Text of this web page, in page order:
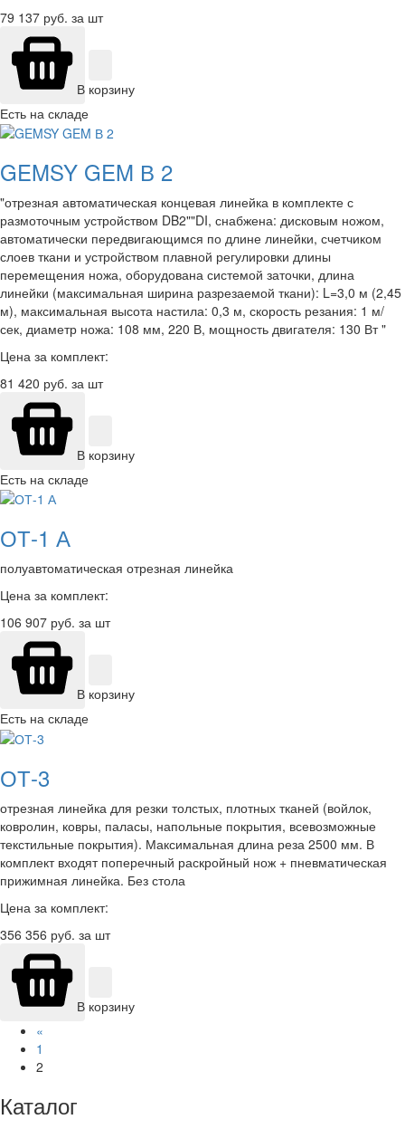
79 137 руб. за шт
В корзину
Есть на складе
GEMSY GEM В 2
"отрезная автоматическая концевая линейка в комплекте с
размоточным устройством DB2""DI, снабжена: дисковым ножом,
автоматически передвигающимся по длине линейки, счетчиком
слоев ткани и устройством плавной регулировки длины
перемещения ножа, оборудована системой заточки, длина
линейки (максимальная ширина разрезаемой ткани): L=3,0 м (2,45
м), максимальная высота настила: 0,3 м, скорость резания: 1 м/
сек, диаметр ножа: 108 мм, 220 В, мощность двигателя: 130 Вт "
Цена за комплект:
81 420 руб. за шт
В корзину
Есть на складе
ОТ-1 А
полуавтоматическая отрезная линейка
Цена за комплект:
106 907 руб. за шт
В корзину
Есть на складе
ОТ-3
отрезная линейка для резки толстых, плотных тканей (войлок,
ковролин, ковры, паласы, напольные покрытия, всевозможные
текстильные покрытия). Максимальная длина реза 2500 мм. В
комплект входят поперечный раскройный нож + пневматическая
прижимная линейка. Без стола
Цена за комплект:
356 356 руб. за шт
В корзину
«
1
2
Каталог